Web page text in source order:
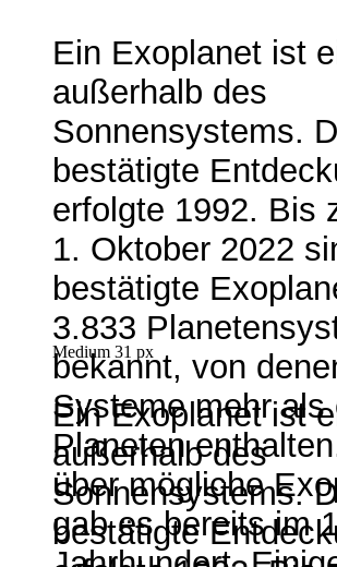
Ein Exoplanet ist
außerhalb des
Sonnensystems.
bestätigte
erfolgte 1992. Bis
1. Oktober 2022
bestätigte
3.833
bekannt, von
Systeme mehr als
Planeten
über mögliche
gab es bereits im
Medium 31 px
Ein Exoplanet ist
außerhalb des
Sonnensystems.
bestätigte